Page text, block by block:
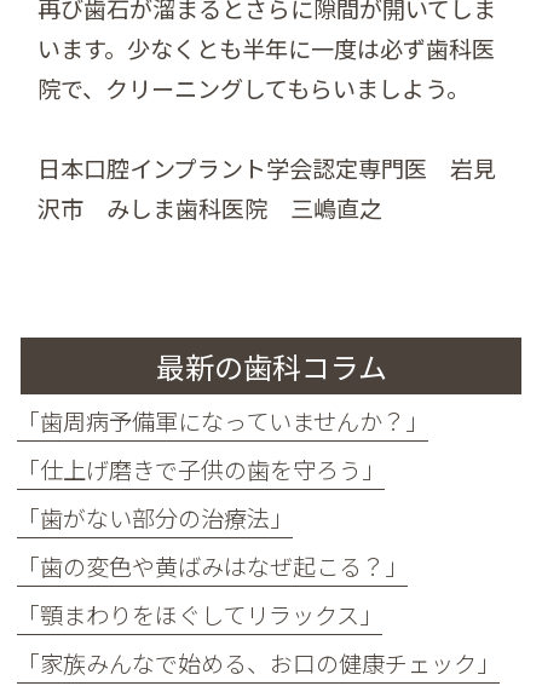
再び歯石が溜まるとさらに隙間が開いてしま
います。少なくとも半年に一度は必ず歯科医
院で、クリーニングしてもらいましよう。
日本口腔インプラント学会認定専門医 岩見
沢市 みしま歯科医院 三嶋直之
最新の歯科コラム
「歯周病予備軍になっていませんか？」
「仕上げ磨きで子供の歯を守ろう」
「歯がない部分の治療法」
「歯の変色や黄ばみはなぜ起こる？」
「顎まわりをほぐしてリラックス」
「家族みんなで始める、お口の健康チェック」